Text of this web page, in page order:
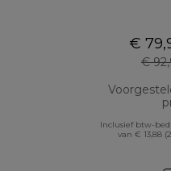
€
€
Inclusief btw-
van € 13,88